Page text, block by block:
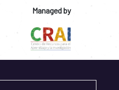
Managed by